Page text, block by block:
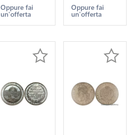
Head 1891
-> Make
Oppure fai
un'offerta
Head 1891
-> Make
Oppure fai
un'offerta